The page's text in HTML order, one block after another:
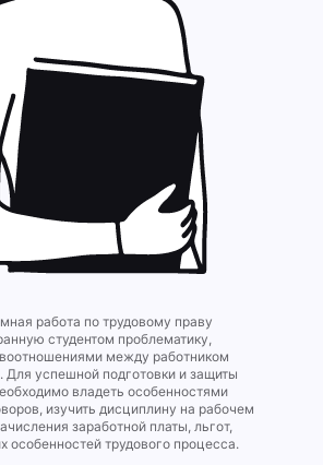
работа по трудовому праву
студентом проблематику,
между работником
Для успешной подготовки и защиты
владеть особенностями
изучить дисциплину на рабочем
заработной платы, льгот,
особенностей трудового процесса.